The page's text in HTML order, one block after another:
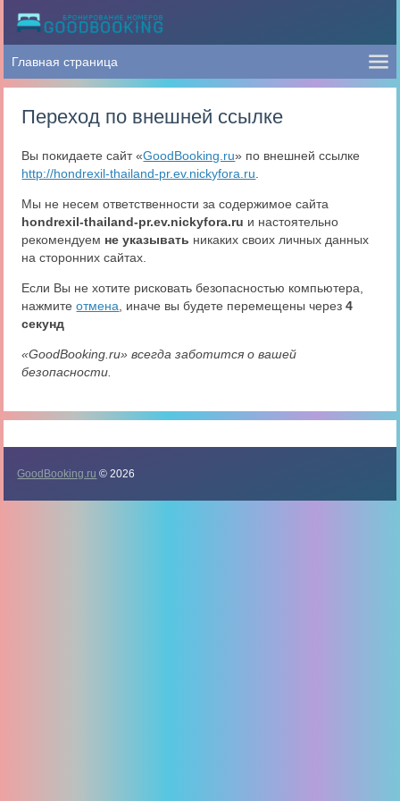
Переход по внешней ссылке
Вы покидаете сайт «GoodBooking.ru» по внешней ссылке
http://hondrexil-thailand-pr.ev.nickyfora.ru
Мы не несем ответственности за содержимое сайта
hondrexil-thailand-pr.ev.nickyfora.ru и настоятельно
рекомендуем не указывать никаких своих личных данных
на сторонних сайтах.
Если Вы не хотите рисковать безопасностью компьютера,
нажмитеотмена , иначе вы будете перемещены через4
секунд
«GoodBooking.ru» всегда заботится о вашей
безопасности.
GoodBooking.ru © 2026